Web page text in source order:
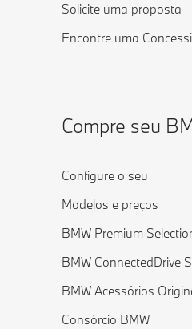
Solicite uma proposta
Encontre uma
Compre seu
Configure o seu
Modelos e preços
BMW Premium
BMW ConnectedDrive
BMW Acessórios
Consórcio BMW